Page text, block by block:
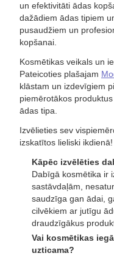
un efektivitāti ādas
dažādiem ādas tipiem
pusaudžiem un
kopšanai.
Kosmētikas veikals un
Pateicoties plašajam
klāstam un izdevīgiem
piemērotākos
ādas tipa.
Izvēlieties sev
izskatītos lieliski ikdienā!
Kāpēc izvēlēties
Dabīgā kosmētika ir
sastāvdaļām,
saudzīga gan ādai,
cilvēkiem ar jutīgu
draudzīgākus
Vai kosmētikas
uzticama?